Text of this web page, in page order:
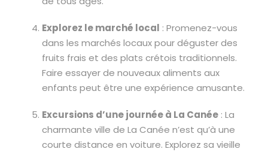
Explorez le marché local : Promenez-vous
dans les marchés locaux pour déguster des
fruits frais et des plats crétois traditionnels.
Faire essayer de nouveaux aliments aux
enfants peut être une expérience amusante.
Excursions d’une journée à La Canée : La
charmante ville de La Canée n’est qu’à une
courte distance en voiture. Explorez sa vieille